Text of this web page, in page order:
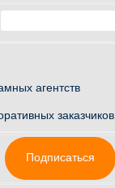
агентств
заказчиков
Подписаться